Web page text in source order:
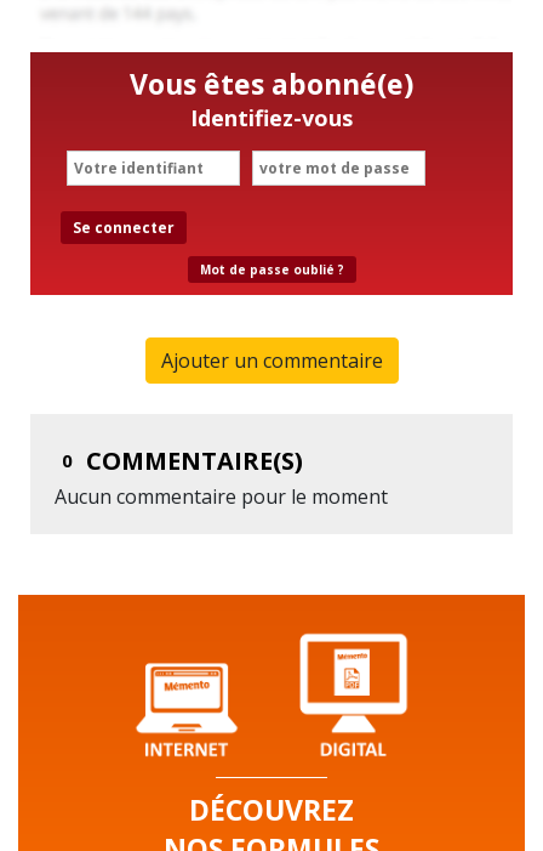
Vous êtes abonné(e)
Identifiez-vous
Se connecter
Mot de passe oublié ?
Ajouter un commentaire
0 COMMENTAIRE(S)
Aucun commentaire pour le moment
DÉCOUVREZ